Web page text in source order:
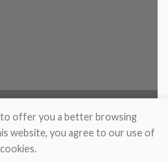
offer you a better browsing
website, you agree to our use of
cookies.